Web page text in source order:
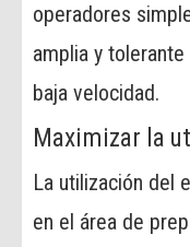
operadores
amplia y
baja velocidad.
Maximizar la
La utilización del
en el área de